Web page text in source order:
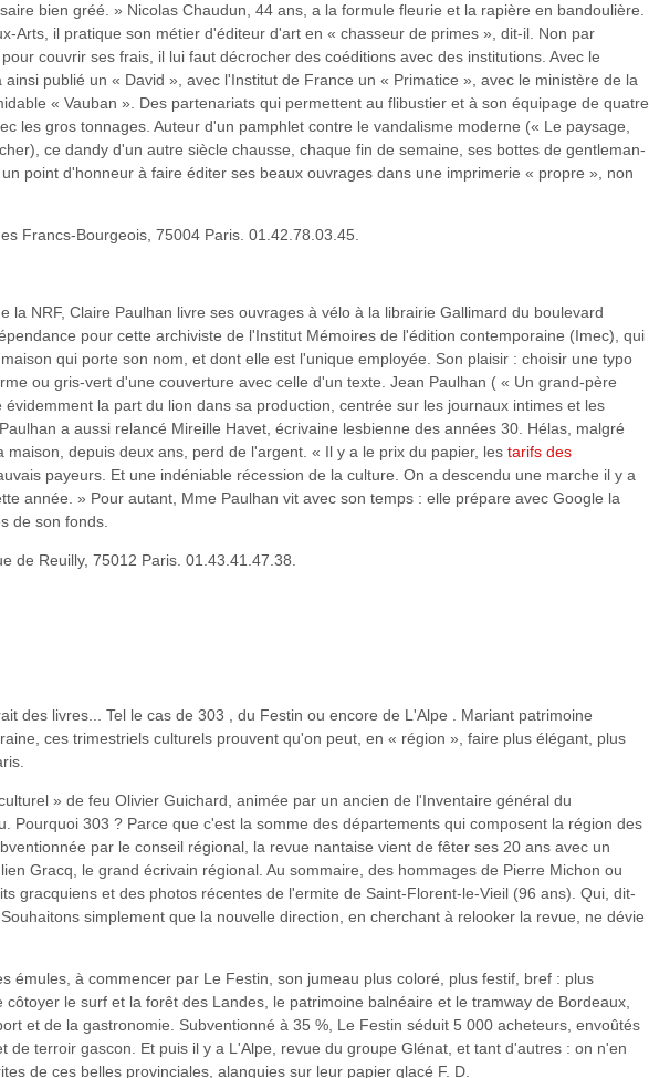
bien gréé. » Nicolas Chaudun, 44 ans, a la formule fleurie et la rapière en bandoulière.
Arts, il pratique son métier d'éditeur d'art en « chasseur de primes », dit-il. Non par
couvrir ses frais, il lui faut décrocher des coéditions avec des institutions. Avec le
publié un « David », avec l'Institut de France un « Primatice », avec le ministère de la
« Vauban ». Des partenariats qui permettent au flibustier et à son équipage de quatre
les gros tonnages. Auteur d'un pamphlet contre le vandalisme moderne (« Le paysage,
ce dandy d'un autre siècle chausse, chaque fin de semaine, ses bottes de gentleman-
point d'honneur à faire éditer ses beaux ouvrages dans une imprimerie « propre », non
Francs-Bourgeois, 75004 Paris. 01.42.78.03.45.
la NRF, Claire Paulhan livre ses ouvrages à vélo à la librairie Gallimard du boulevard
pour cette archiviste de l'Institut Mémoires de l'édition contemporaine (Imec), qui
qui porte son nom, et dont elle est l'unique employée. Son plaisir : choisir une typo
ou gris-vert d'une couverture avec celle d'un texte. Jean Paulhan ( « Un grand-père
évidemment la part du lion dans sa production, centrée sur les journaux intimes et les
a aussi relancé Mireille Havet, écrivaine lesbienne des années 30. Hélas, malgré
maison, depuis deux ans, perd de l'argent. « Il y a le prix du papier, les tarifs des
payeurs. Et une indéniable récession de la culture. On a descendu une marche il y a
année. » Pour autant, Mme Paulhan vit avec son temps : elle prépare avec Google la
de son fonds.
de Reuilly, 75012 Paris. 01.43.41.47.38.
des livres... Tel le cas de 303 , du Festin ou encore de L'Alpe . Mariant patrimoine
ces trimestriels culturels prouvent qu'on peut, en « région », faire plus élégant, plus
» de feu Olivier Guichard, animée par un ancien de l'Inventaire général du
Pourquoi 303 ? Parce que c'est la somme des départements qui composent la région des
par le conseil régional, la revue nantaise vient de fêter ses 20 ans avec un
Gracq, le grand écrivain régional. Au sommaire, des hommages de Pierre Michon ou
gracquiens et des photos récentes de l'ermite de Saint-Florent-le-Vieil (96 ans). Qui, dit-
simplement que la nouvelle direction, en cherchant à relooker la revue, ne dévie
émules, à commencer par Le Festin, son jumeau plus coloré, plus festif, bref : plus
le surf et la forêt des Landes, le patrimoine balnéaire et le tramway de Bordeaux,
et de la gastronomie. Subventionné à 35 %, Le Festin séduit 5 000 acheteurs, envoûtés
de terroir gascon. Et puis il y a L'Alpe, revue du groupe Glénat, et tant d'autres : on n'en
de ces belles provinciales, alanguies sur leur papier glacé F. D.